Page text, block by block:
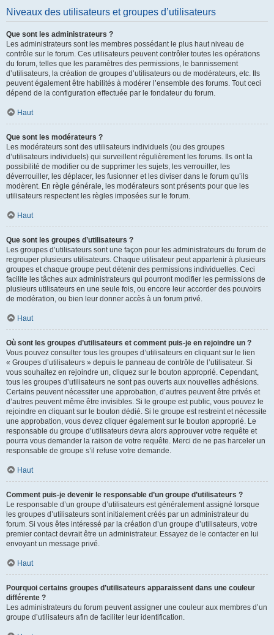
Niveaux des utilisateurs et groupes d’utilisateurs
Que sont les administrateurs ?
Les administrateurs sont les membres possédant le plus haut niveau de
contrôle sur le forum. Ces utilisateurs peuvent contrôler toutes les opérations
du forum, telles que les paramètres des permissions, le bannissement
d’utilisateurs, la création de groupes d’utilisateurs ou de modérateurs, etc. Ils
peuvent également être habilités à modérer l’ensemble des forums. Tout ceci
dépend de la configuration effectuée par le fondateur du forum.
Haut
Que sont les modérateurs ?
Les modérateurs sont des utilisateurs individuels (ou des groupes
d’utilisateurs individuels) qui surveillent régulièrement les forums. Ils ont la
possibilité de modifier ou de supprimer les sujets, les verrouiller, les
déverrouiller, les déplacer, les fusionner et les diviser dans le forum qu’ils
modèrent. En règle générale, les modérateurs sont présents pour que les
utilisateurs respectent les règles imposées sur le forum.
Haut
Que sont les groupes d’utilisateurs ?
Les groupes d’utilisateurs sont une façon pour les administrateurs du forum de
regrouper plusieurs utilisateurs. Chaque utilisateur peut appartenir à plusieurs
groupes et chaque groupe peut détenir des permissions individuelles. Ceci
facilite les tâches aux administrateurs qui pourront modifier les permissions de
plusieurs utilisateurs en une seule fois, ou encore leur accorder des pouvoirs
de modération, ou bien leur donner accès à un forum privé.
Haut
Où sont les groupes d’utilisateurs et comment puis-je en rejoindre un ?
Vous pouvez consulter tous les groupes d’utilisateurs en cliquant sur le lien
« Groupes d’utilisateurs » depuis le panneau de contrôle de l’utilisateur. Si
vous souhaitez en rejoindre un, cliquez sur le bouton approprié. Cependant,
tous les groupes d’utilisateurs ne sont pas ouverts aux nouvelles adhésions.
Certains peuvent nécessiter une approbation, d’autres peuvent être privés et
d’autres peuvent même être invisibles. Si le groupe est public, vous pouvez le
rejoindre en cliquant sur le bouton dédié. Si le groupe est restreint et nécessite
une approbation, vous devez cliquer également sur le bouton approprié. Le
responsable du groupe d’utilisateurs devra alors approuver votre requête et
pourra vous demander la raison de votre requête. Merci de ne pas harceler un
responsable de groupe s’il refuse votre demande.
Haut
Comment puis-je devenir le responsable d’un groupe d’utilisateurs ?
Le responsable d’un groupe d’utilisateurs est généralement assigné lorsque
les groupes d’utilisateurs sont initialement créés par un administrateur du
forum. Si vous êtes intéressé par la création d’un groupe d’utilisateurs, votre
premier contact devrait être un administrateur. Essayez de le contacter en lui
envoyant un message privé.
Haut
Pourquoi certains groupes d’utilisateurs apparaissent dans une couleur
différente ?
Les administrateurs du forum peuvent assigner une couleur aux membres d’un
groupe d’utilisateurs afin de faciliter leur identification.